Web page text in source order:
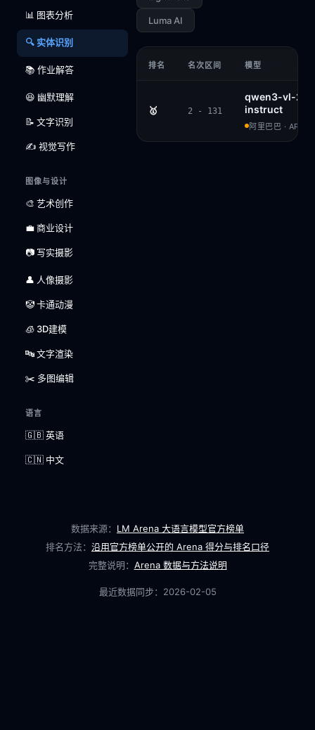
📊 图表分析
🔍 实体识别
📚 作业解答
😆 幽默理解
📝 文字识别
✍️ 视觉写作
图像与设计
🎨 艺术创作
💼 商业设计
📷 写实摄影
👤 人像摄影
🤡 卡通动漫
🧊 3D建模
🔤 文字渲染
✂️ 多图编辑
语言
🇬🇧 英语
🇨🇳 中文
Luma AI
排名 名次区间 模型
🥇 2 - 131
qwen3-vl-
instruct
阿里巴巴 ·
数据来源： LM Arena 大语言模型官方榜单
排名方法： 沿用官方榜单公开的 Arena 得分与排名口径
完整说明： Arena 数据与方法说明
最近数据同步： 2026-02-05